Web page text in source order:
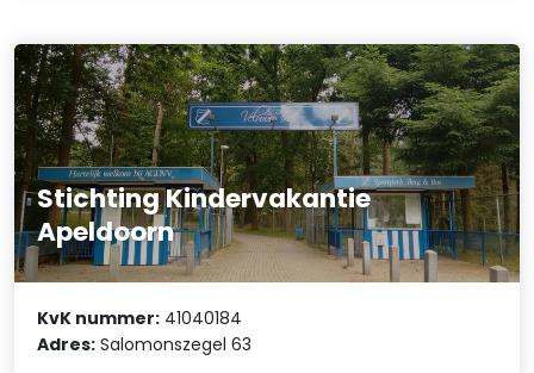
Stichting Kindervakantie
Apeldoorn
KvK nummer: 41040184
Adres: Salomonszegel 63